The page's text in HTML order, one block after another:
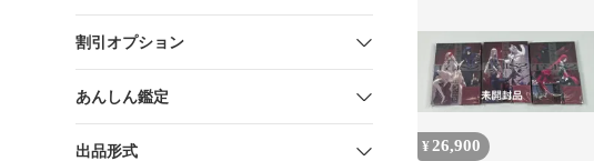
割引オプション
あんしん鑑定
出品形式 ¥ 26,900